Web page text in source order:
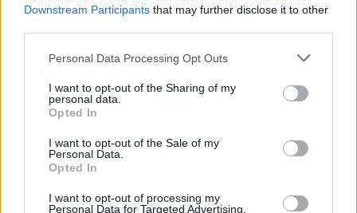
Downstream Participants that may further disclose it to other
Please note that this website/app uses one or more Google
not limited to your visit or usage behaviour. You may click to
grant or deny consent to Google and its third-party tags to
use your data for below specified purposes in below Google
consent section.
Personal Data Processing Opt Outs
I want to opt-out of the Sharing of my
personal data.
Opted In
I want to opt-out of the Sale of my
Personal Data.
Opted In
I want to opt-out of processing my
Personal Data for Targeted Advertising.
Tánccal, zeneszóval és vásárral telik meg Jászberény, indul a
Csángó Fesztivál
Meghosszabbított hőségriasztás és vízkorlátozások, a
mezőtúri kórházban leállt a klíma
Átszervezi működését az osztrák óriáscég, Szolnok is érintett
Tragédiába torkollott a segítségnyújtás elmulasztása, három
kisújszállási lakos ellen emeltek vádat